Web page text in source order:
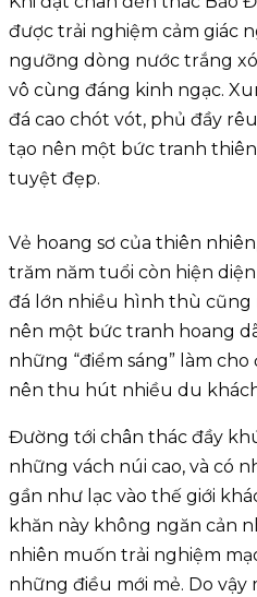
được trải nghiệm cảm giác
ngưỡng dòng nước trắng
vô cùng đáng kinh ngạc.
đá cao chót vót, phủ đầy
tạo nên một bức tranh
tuyệt đẹp.
Vẻ hoang sơ của thiên
trăm năm tuổi còn hiện
đá lớn nhiều hình thù cũng
nên một bức tranh hoang
những “điểm sáng” làm
nên thu hút nhiều du
Đường tới chân thác đầy
những vách núi cao, và có
gần như lạc vào thế giới
khăn này không ngăn cản
nhiên muốn trải nghiệm
những điều mới mẻ. Do vậy